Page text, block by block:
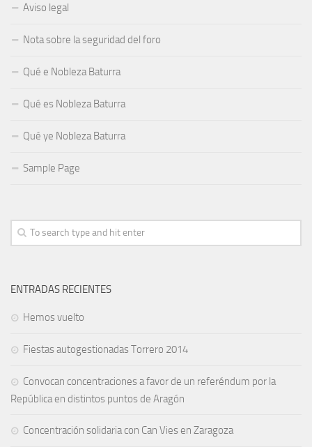
Aviso legal
Nota sobre la seguridad del foro
Qué e Nobleza Baturra
Qué es Nobleza Baturra
Qué ye Nobleza Baturra
Sample Page
ENTRADAS RECIENTES
Hemos vuelto
Fiestas autogestionadas Torrero 2014
Convocan concentraciones a favor de un referéndum por la
República en distintos puntos de Aragón
Concentración solidaria con Can Vies en Zaragoza